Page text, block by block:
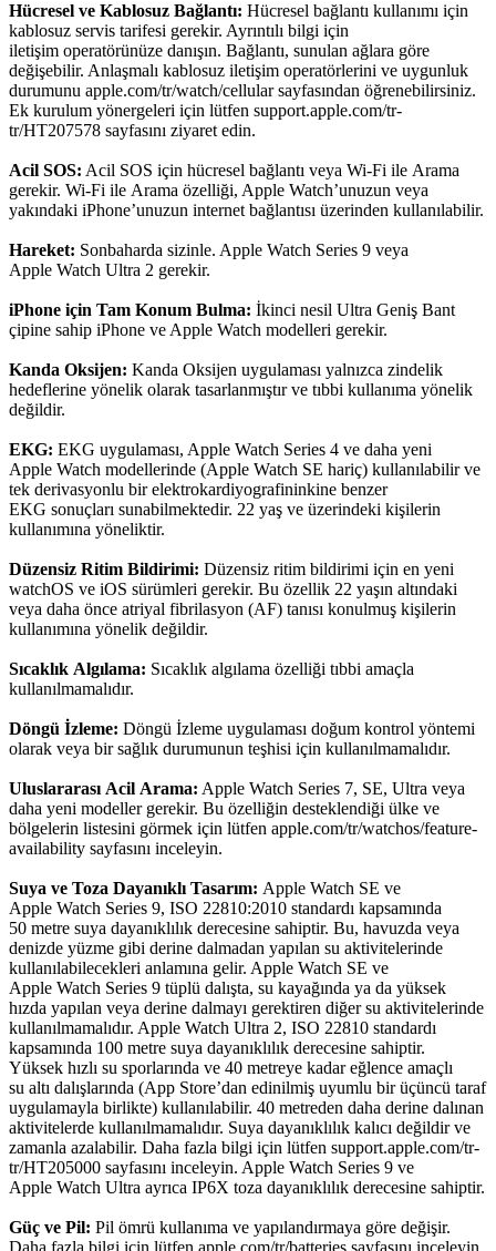
Hücresel ve Kablosuz Bağlantı: Hücresel bağlantı kullanımı için
kablosuz servis tarifesi gerekir. Ayrıntılı bilgi için
iletişim operatörünüze danışın. Bağlantı, sunulan ağlara göre
değişebilir. Anlaşmalı kablosuz iletişim operatörlerini ve uygunluk
durumunu apple.com/tr/watch/cellular sayfasından öğrenebilirsiniz.
Ek kurulum yönergeleri için lütfen support.apple.com/tr-
tr/HT207578 sayfasını ziyaret edin.
Acil SOS: Acil SOS için hücresel bağlantı veya Wi-Fi ile Arama
gerekir. Wi-Fi ile Arama özelliği, Apple Watch’unuzun veya
yakındaki iPhone’unuzun internet bağlantısı üzerinden kullanılabilir.
Hareket: Sonbaharda sizinle. Apple Watch Series 9 veya
Apple Watch Ultra 2 gerekir.
iPhone için Tam Konum Bulma: İkinci nesil Ultra Geniş Bant
çipine sahip iPhone ve Apple Watch modelleri gerekir.
Kanda Oksijen: Kanda Oksijen uygulaması yalnızca zindelik
hedeflerine yönelik olarak tasarlanmıştır ve tıbbi kullanıma yönelik
değildir.
EKG: EKG uygulaması, Apple Watch Series 4 ve daha yeni
Apple Watch modellerinde (Apple Watch SE hariç) kullanılabilir ve
tek derivasyonlu bir elektrokardiyografininkine benzer
EKG sonuçları sunabilmektedir. 22 yaş ve üzerindeki kişilerin
kullanımına yöneliktir.
Düzensiz Ritim Bildirimi: Düzensiz ritim bildirimi için en yeni
watchOS ve iOS sürümleri gerekir. Bu özellik 22 yaşın altındaki
veya daha önce atriyal fibrilasyon (AF) tanısı konulmuş kişilerin
kullanımına yönelik değildir.
Sıcaklık Algılama: Sıcaklık algılama özelliği tıbbi amaçla
kullanılmamalıdır.
Döngü İzleme: Döngü İzleme uygulaması doğum kontrol yöntemi
olarak veya bir sağlık durumunun teşhisi için kullanılmamalıdır.
Uluslararası Acil Arama: Apple Watch Series 7, SE, Ultra veya
daha yeni modeller gerekir. Bu özelliğin desteklendiği ülke ve
bölgelerin listesini görmek için lütfen apple.com/tr/watchos/feature-
availability sayfasını inceleyin.
Suya ve Toza Dayanıklı Tasarım: Apple Watch SE ve
Apple Watch Series 9, ISO 22810:2010 standardı kapsamında
50 metre suya dayanıklılık derecesine sahiptir. Bu, havuzda veya
denizde yüzme gibi derine dalmadan yapılan su aktivitelerinde
kullanılabilecekleri anlamına gelir. Apple Watch SE ve
Apple Watch Series 9 tüplü dalışta, su kayağında ya da yüksek
hızda yapılan veya derine dalmayı gerektiren diğer su aktivitelerinde
kullanılmamalıdır. Apple Watch Ultra 2, ISO 22810 standardı
kapsamında 100 metre suya dayanıklılık derecesine sahiptir.
Yüksek hızlı su sporlarında ve 40 metreye kadar eğlence amaçlı
su altı dalışlarında (App Store’dan edinilmiş uyumlu bir üçüncü taraf
uygulamayla birlikte) kullanılabilir. 40 metreden daha derine dalınan
aktivitelerde kullanılmamalıdır. Suya dayanıklılık kalıcı değildir ve
zamanla azalabilir. Daha fazla bilgi için lütfen support.apple.com/tr-
tr/HT205000 sayfasını inceleyin. Apple Watch Series 9 ve
Apple Watch Ultra ayrıca IP6X toza dayanıklılık derecesine sahiptir.
Güç ve Pil: Pil ömrü kullanıma ve yapılandırmaya göre değişir.